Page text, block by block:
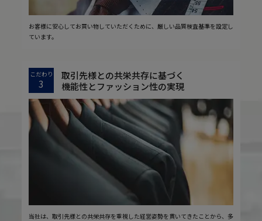
お客様に安心してお買い物していただくために、厳しい品質検査基準を設定し
ています。
こだわり
3
取引先様との共栄共存に基づく
機能性とファッション性の実現
当社は、取引先様との共栄共存を重視した経営姿勢を貫いてきたことから、多